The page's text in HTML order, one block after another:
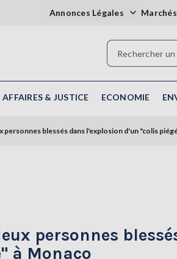
Annonces Légales
AFFAIRES & JUSTICE ECONOMIE
personnes blessés dans l'explosion d'un "colis
personnes
à Monaco